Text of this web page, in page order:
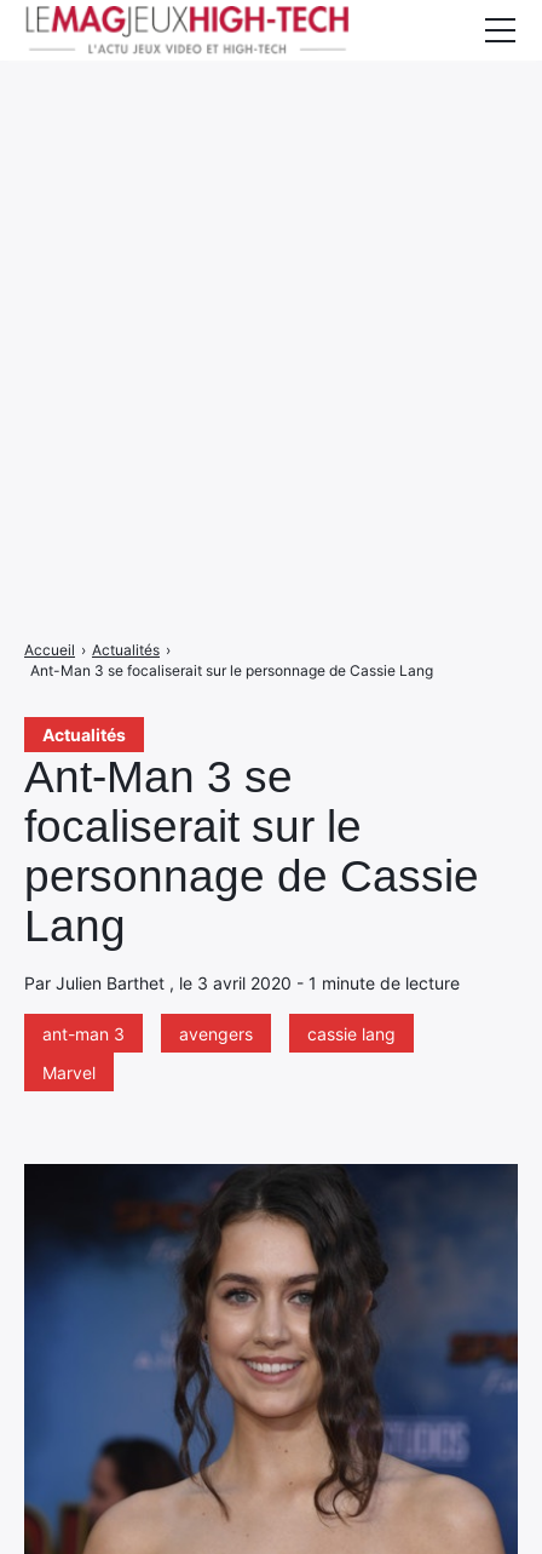
Actualités
Ant-Man 3 se
focaliserait sur le
personnage de Cassie
Lang
Par Julien Barthet , le 3 avril 2020 - 1 minute de lecture
ant-man 3 avengers
cassie lang
Marvel
Accueil › Actualités ›
Ant-Man 3 se focaliserait sur le personnage de Cassie Lang